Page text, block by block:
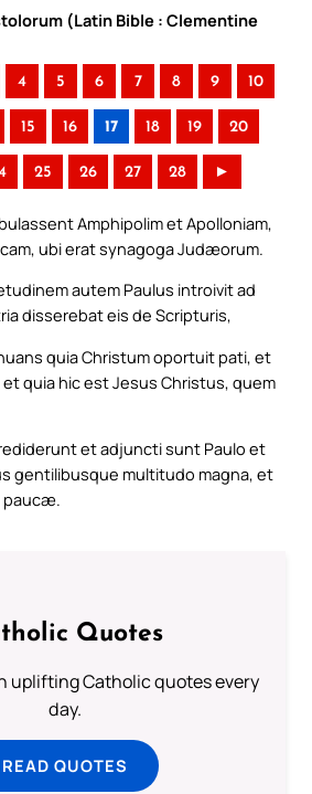
(Latin Bible : Clementine
4 5 6 7 8 9 10
15 16 17 18 19 20
25 26 27 28 ►
Amphipolim et Apolloniam,
ubi erat synagoga Judæorum.
autem Paulus introivit ad
disserebat eis de Scripturis,
quia Christum oportuit pati, et
quia hic est Jesus Christus, quem
et adjuncti sunt Paulo et
gentilibusque multitudo magna, et
paucæ.
Quotes
uplifting Catholic quotes every
day.
READ QUOTES